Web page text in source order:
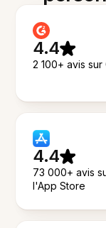
4.4
2 100+ avis sur
4.4
73 000+ avis
l'App Store